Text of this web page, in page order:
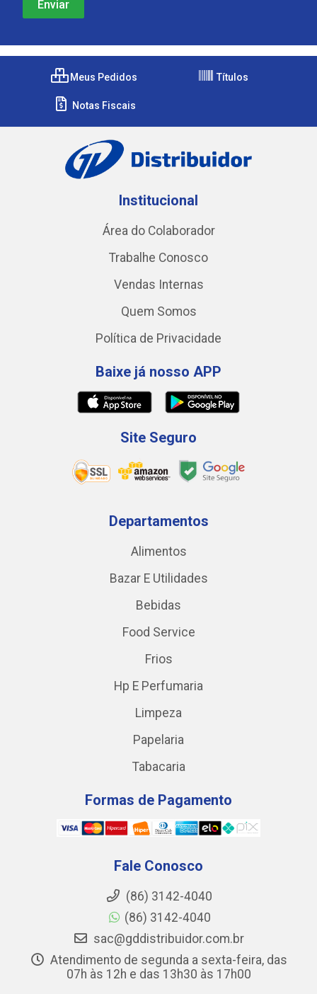
Meus Pedidos Títulos
Notas Fiscais
Institucional
Área do Colaborador
Trabalhe Conosco
Vendas Internas
Quem Somos
Política de Privacidade
Baixe já nosso APP
Site Seguro
Departamentos
Alimentos
Bazar E Utilidades
Bebidas
Food Service
Frios
Hp E Perfumaria
Limpeza
Papelaria
Tabacaria
Formas de Pagamento
Fale Conosco
(86) 3142-4040
(86) 3142-4040
sac@gddistribuidor.com.br
Atendimento de segunda a sexta-feira, das
07h às 12h e das 13h30 às 17h00